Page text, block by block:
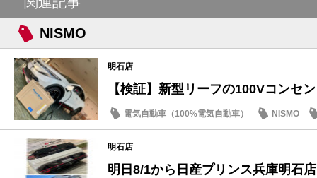
NISMO
明石店
【検証】新型リーフの100Vコンセ
電気自動車（100%電気自動車）
NISMO
SDGs
明石店
明日8/1から日産プリンス兵庫明石